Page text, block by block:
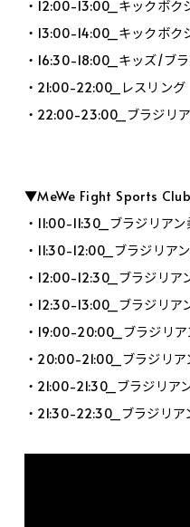
・12:00-13:00_キックボ
・13:00-14:00_キックボク
・16:30-18:00_キッズ/ブ
・21:00-22:00_レスリング
・22:00-23:00_ブラジリ
▼MeWe Fight Sports
・11:00-11:30_ブラジリア
・11:30-12:00_ブラジリア
・12:00-12:30_ブラジリア
・12:30-13:00_ブラジリ
・19:00-20:00_ブラジリ
・20:00-21:00_ブラジリ
・21:00-21:30_ブラジリア
・21:30-22:30_ブラジリ